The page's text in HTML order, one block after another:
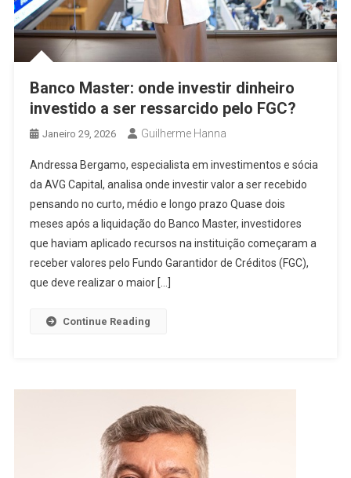
Banco Master: onde investir dinheiro
investido a ser ressarcido pelo FGC?
Janeiro 29, 2026 Guilherme Hanna
Andressa Bergamo, especialista em investimentos e sócia
da AVG Capital, analisa onde investir valor a ser recebido
pensando no curto, médio e longo prazo Quase dois
meses após a liquidação do Banco Master, investidores
que haviam aplicado recursos na instituição começaram a
receber valores pelo Fundo Garantidor de Créditos (FGC),
que deve realizar o maior […]
Continue Reading